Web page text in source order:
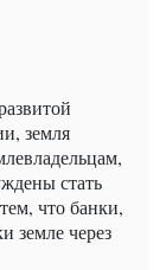
земля
стать
что банки,
земле через